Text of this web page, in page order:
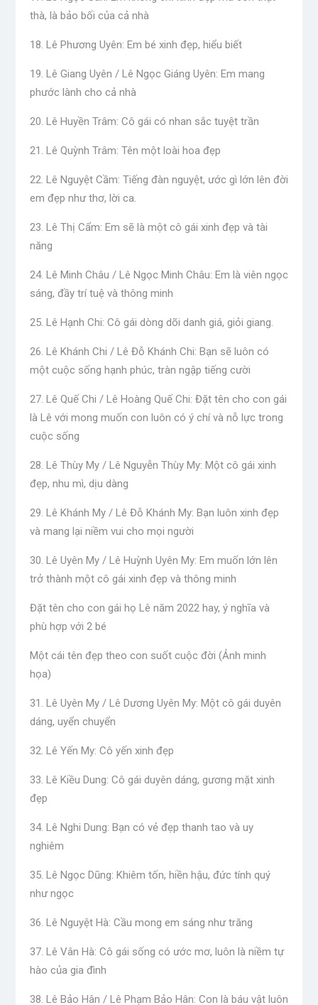
thà, là bảo bối của cả nhà
18. Lê Phương Uyên: Em bé xinh đẹp, hiểu biết
19. Lê Giang Uyên / Lê Ngọc Giáng Uyên: Em mang
phước lành cho cả nhà
20. Lê Huyền Trâm: Cô gái có nhan sắc tuyệt trần
21. Lê Quỳnh Trâm: Tên một loài hoa đẹp
22. Lê Nguyệt Cầm: Tiếng đàn nguyệt, ước gì lớn lên đời
em đẹp như thơ, lời ca.
23. Lê Thị Cẩm: Em sẽ là một cô gái xinh đẹp và tài
năng
24. Lê Minh Châu / Lê Ngọc Minh Châu: Em là viên ngọc
sáng, đầy trí tuệ và thông minh
25. Lê Hạnh Chi: Cô gái dòng dõi danh giá, giỏi giang.
26. Lê Khánh Chi / Lê Đỗ Khánh Chi: Bạn sẽ luôn có
một cuộc sống hạnh phúc, tràn ngập tiếng cười
27. Lê Quế Chi / Lê Hoàng Quế Chi: Đặt tên cho con gái
là Lê với mong muốn con luôn có ý chí và nỗ lực trong
cuộc sống
28. Lê Thùy My / Lê Nguyễn Thùy My: Một cô gái xinh
đẹp, nhu mì, dịu dàng
29. Lê Khánh My / Lê Đỗ Khánh My: Bạn luôn xinh đẹp
và mang lại niềm vui cho mọi người
30. Lê Uyên My / Lê Huỳnh Uyên My: Em muốn lớn lên
trở thành một cô gái xinh đẹp và thông minh
Đặt tên cho con gái họ Lê năm 2022 hay, ý nghĩa và
phù hợp với 2 bé
Một cái tên đẹp theo con suốt cuộc đời (Ảnh minh
họa)
31. Lê Uyên My / Lê Dương Uyên My: Một cô gái duyên
dáng, uyển chuyển
32. Lê Yến My: Cô yến xinh đẹp
33. Lê Kiều Dung: Cô gái duyên dáng, gương mặt xinh
đẹp
34. Lê Nghi Dung: Bạn có vẻ đẹp thanh tao và uy
nghiêm
35. Lê Ngọc Dũng: Khiêm tốn, hiền hậu, đức tính quý
như ngọc
36. Lê Nguyệt Hà: Cầu mong em sáng như trăng
37. Lê Vân Hà: Cô gái sống có ước mơ, luôn là niềm tự
hào của gia đình
38. Lê Bảo Hân / Lê Phạm Bảo Hân: Con là báu vật luôn